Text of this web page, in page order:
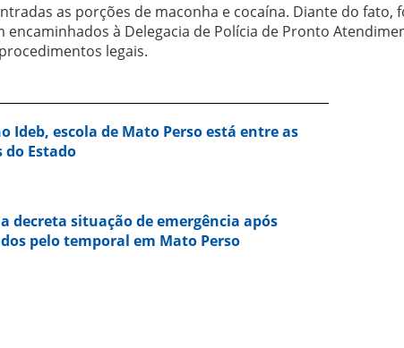
as porções de maconha e cocaína. Diante do fato,
à Delegacia de Polícia de Pronto
legais.
Ideb, escola de Mato Perso está entre as
do Estado
decreta situação de emergência após
pelo temporal em Mato Perso